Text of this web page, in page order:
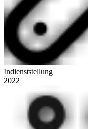
Indienststellung
2022